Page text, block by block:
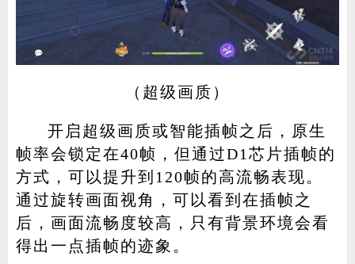
（超级画质）
开启超级画质或智能插帧之后，原生
帧率会锁定在40帧，但通过D1芯片插帧的
方式，可以提升到120帧的高流畅表现。
通过旋转画面视角，可以看到在插帧之
后，画面流畅度较高，只有背景环境会看
得出一点插帧的迹象。